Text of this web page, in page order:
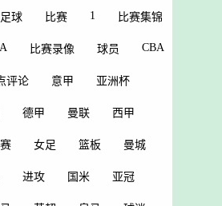
足球 比赛 1 比赛集锦
比赛录像 球员 CBA
评论 意甲 亚洲杯
德甲 曼联 西甲
女足 篮板 曼城
进攻 国米 亚冠